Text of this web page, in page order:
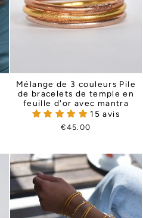
Mélange de 3 couleurs Pile
de bracelets de temple en
feuille d'or avec mantra
15 avis
€45.00